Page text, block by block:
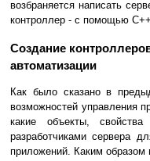
возбраняется написать
контроллер - с помощью
Создание
автоматизации
Как было сказано в
возможностей управления
какие объекты,
разработчиками сервера
приложений. Каким